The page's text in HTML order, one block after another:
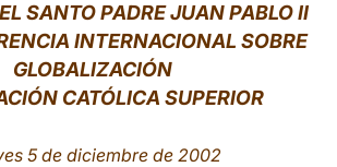
中文
SANTO PADRE JUAN PABLO II
INTERNACIONAL SOBRE
GLOBALIZACIÓN
CATÓLICA SUPERIOR
5 de diciembre de 2002